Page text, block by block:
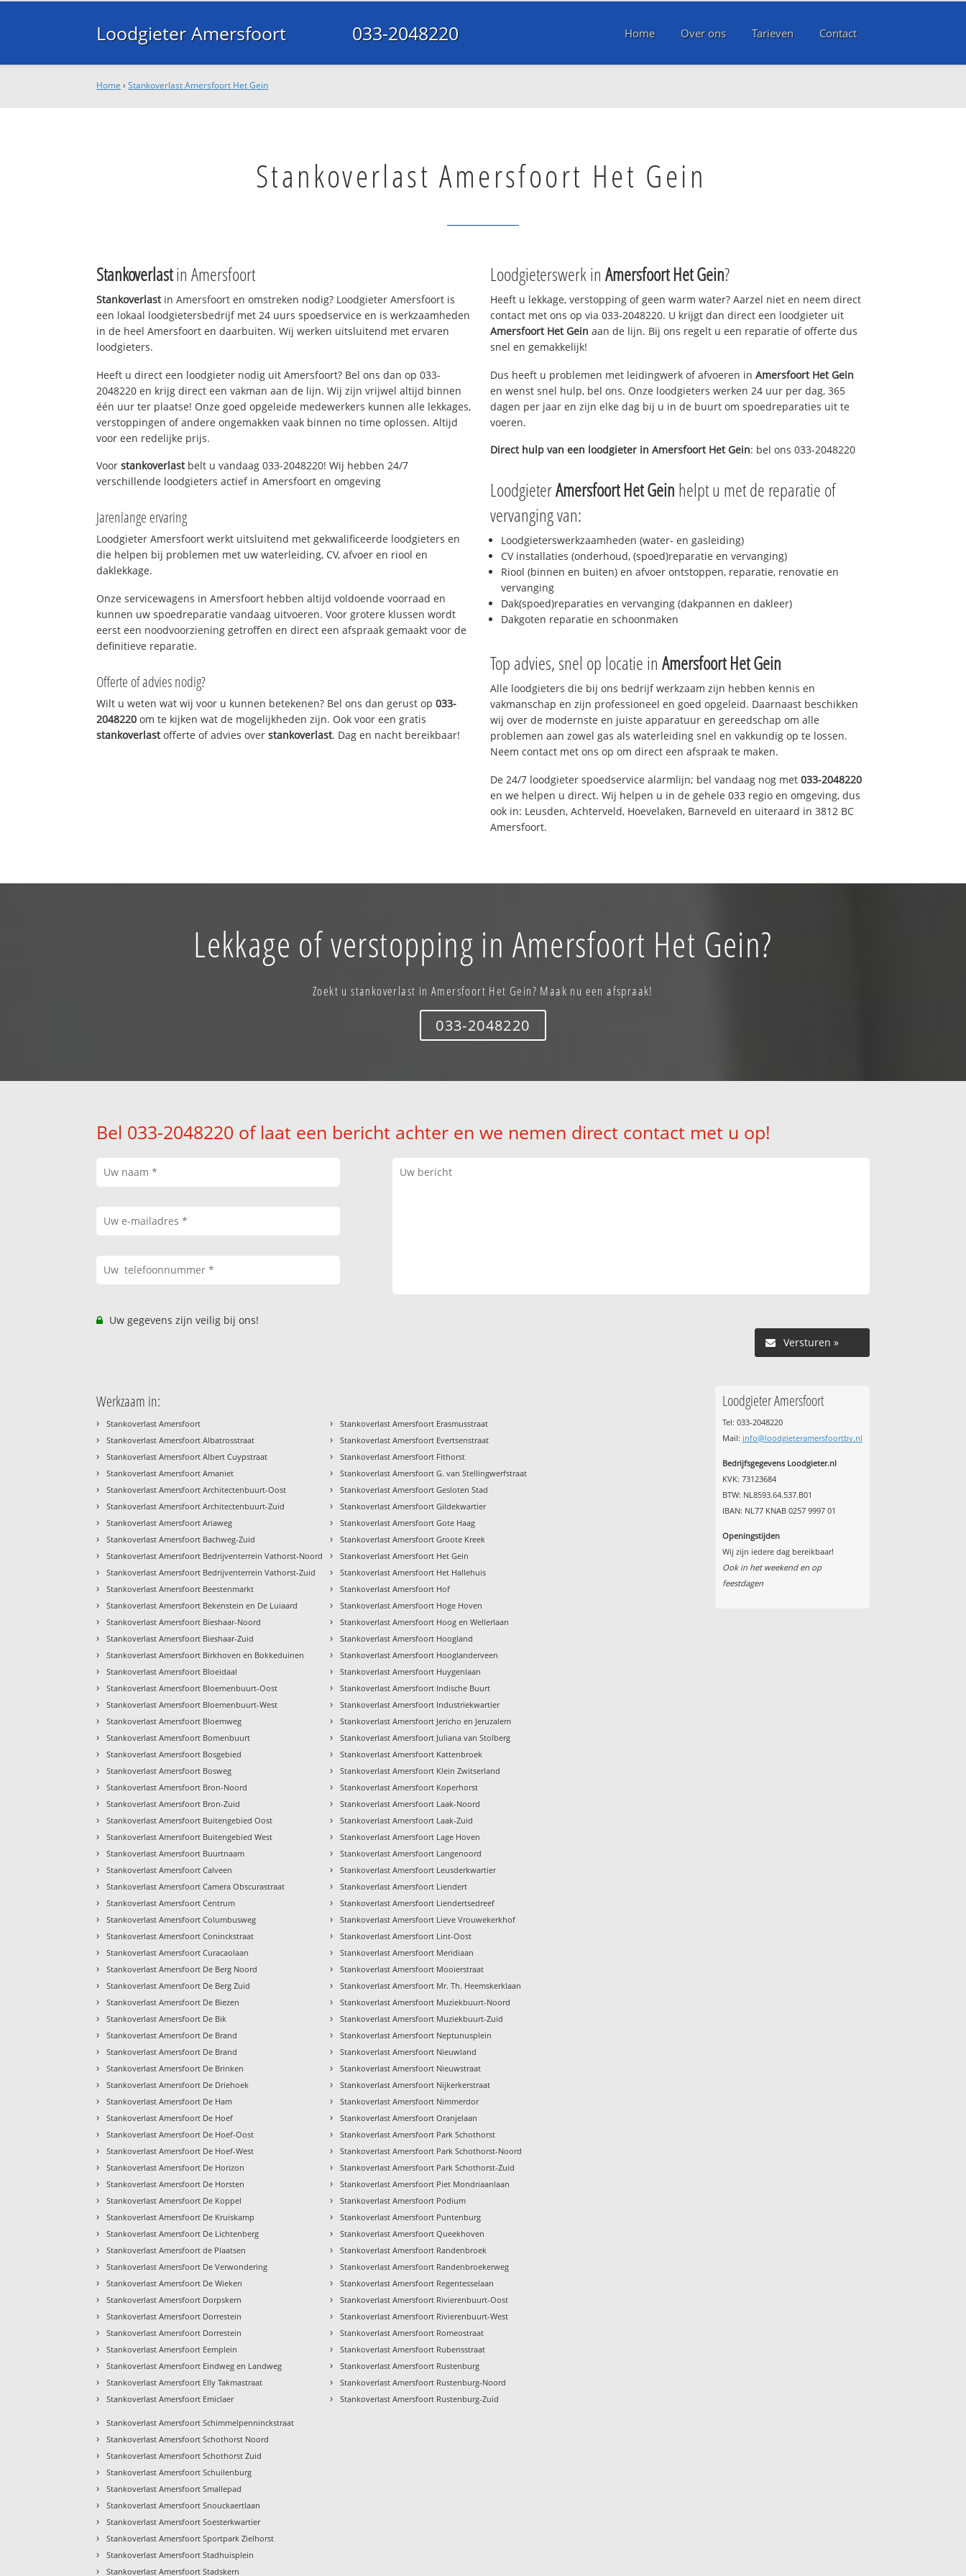
Loodgieter Amersfoort 033-2048220 Home Over ons Tarieven Contact
Home ›Stankoverlast Amersfoort Het Gein
Stankoverlast Amersfoort Het Gein
Stankoverlastin Amersfoort
Stankoverlastin Amersfoort en omstreken nodig? Loodgieter Amersfoort is
een lokaal loodgietersbedrijf met 24 uurs spoedservice en is werkzaamheden
in de heel Amersfoort en daarbuiten. Wij werken uitsluitend met ervaren
loodgieters.
Heeft u direct een loodgieter nodig uit Amersfoort? Bel ons dan op 033-
2048220 en krijg direct een vakman aan de lijn. Wij zijn vrijwel altijd binnen
één uur ter plaatse! Onze goed opgeleide medewerkers kunnen alle lekkages,
verstoppingen of andere ongemakken vaak binnen no time oplossen. Altijd
voor een redelijke prijs.
Voorstankoverlastbelt u vandaag 033-2048220! Wij hebben 24/7
verschillende loodgieters actief in Amersfoort en omgeving
Jarenlange ervaring
Loodgieter Amersfoort werkt uitsluitend met gekwalificeerde loodgieters en
die helpen bij problemen met uw waterleiding, CV, afvoer en riool en
daklekkage.
Onze servicewagens in Amersfoort hebben altijd voldoende voorraad en
kunnen uw spoedreparatie vandaag uitvoeren. Voor grotere klussen wordt
eerst een noodvoorziening getroffen en direct een afspraak gemaakt voor de
definitieve reparatie.
Offerte of advies nodig?
Wilt u weten wat wij voor u kunnen betekenen? Bel ons dan gerust op033-
2048220 om te kijken wat de mogelijkheden zijn. Ook voor een gratis
stankoverlastofferte of advies overstankoverlast. Dag en nacht bereikbaar!
Loodgieterswerk in Amersfoort Het Gein?
Heeft u lekkage, verstopping of geen warm water? Aarzel niet en neem direct
contact met ons op via 033-2048220. U krijgt dan direct een loodgieter uit
Amersfoort Het Gein aan de lijn. Bij ons regelt u een reparatie of offerte dus
snel en gemakkelijk!
Dus heeft u problemen met leidingwerk of afvoeren in Amersfoort Het Gein
en wenst snel hulp, bel ons. Onze loodgieters werken 24 uur per dag, 365
dagen per jaar en zijn elke dag bij u in de buurt om spoedreparaties uit te
voeren.
Direct hulp van een loodgieter in Amersfoort Het Gein: bel ons 033-2048220
LoodgieterAmersfoort Het Gein helpt u met de reparatie of
vervanging van:
Loodgieterswerkzaamheden (water- en gasleiding)
CV installaties (onderhoud, (spoed)reparatie en vervanging)
Riool (binnen en buiten) en afvoer ontstoppen, reparatie, renovatie en
vervanging
Dak(spoed)reparaties en vervanging (dakpannen en dakleer)
Dakgoten reparatie en schoonmaken
Top advies, snel op locatie in Amersfoort Het Gein
Alle loodgieters die bij ons bedrijf werkzaam zijn hebben kennis en
vakmanschap en zijn professioneel en goed opgeleid. Daarnaast beschikken
wij over de modernste en juiste apparatuur en gereedschap om alle
problemen aan zowel gas als waterleiding snel en vakkundig op te lossen.
Neem contact met ons op om direct een afspraak te maken.
De 24/7 loodgieter spoedservice alarmlijn; bel vandaag nog met 033-2048220
en we helpen u direct. Wij helpen u in de gehele 033 regio en omgeving, dus
ook in: Leusden, Achterveld, Hoevelaken, Barneveld en uiteraard in 3812 BC
Amersfoort.
Lekkage of verstopping in Amersfoort Het Gein?
Zoekt u stankoverlast in Amersfoort Het Gein? Maak nu een afspraak!
033-2048220
Bel 033-2048220 of laat een bericht achter en we nemen direct contact met u op!
Uw gegevens zijn veilig bij ons!
Versturen »
Werkzaam in:
› Stankoverlast Amersfoort
› Stankoverlast Amersfoort Albatrosstraat
› Stankoverlast Amersfoort Albert Cuypstraat
› Stankoverlast Amersfoort Amaniet
› Stankoverlast Amersfoort Architectenbuurt-Oost
› Stankoverlast Amersfoort Architectenbuurt-Zuid
› Stankoverlast Amersfoort Ariaweg
› Stankoverlast Amersfoort Bachweg-Zuid
› Stankoverlast Amersfoort Bedrijventerrein Vathorst-Noord
› Stankoverlast Amersfoort Bedrijventerrein Vathorst-Zuid
› Stankoverlast Amersfoort Beestenmarkt
› Stankoverlast Amersfoort Bekenstein en De Luiaard
› Stankoverlast Amersfoort Bieshaar-Noord
› Stankoverlast Amersfoort Bieshaar-Zuid
› Stankoverlast Amersfoort Birkhoven en Bokkeduinen
› Stankoverlast Amersfoort Bloeidaal
› Stankoverlast Amersfoort Bloemenbuurt-Oost
› Stankoverlast Amersfoort Bloemenbuurt-West
› Stankoverlast Amersfoort Bloemweg
› Stankoverlast Amersfoort Bomenbuurt
› Stankoverlast Amersfoort Bosgebied
› Stankoverlast Amersfoort Bosweg
› Stankoverlast Amersfoort Bron-Noord
› Stankoverlast Amersfoort Bron-Zuid
› Stankoverlast Amersfoort Buitengebied Oost
› Stankoverlast Amersfoort Buitengebied West
› Stankoverlast Amersfoort Buurtnaam
› Stankoverlast Amersfoort Calveen
› Stankoverlast Amersfoort Camera Obscurastraat
› Stankoverlast Amersfoort Centrum
› Stankoverlast Amersfoort Columbusweg
› Stankoverlast Amersfoort Coninckstraat
› Stankoverlast Amersfoort Curacaolaan
› Stankoverlast Amersfoort De Berg Noord
› Stankoverlast Amersfoort De Berg Zuid
› Stankoverlast Amersfoort De Biezen
› Stankoverlast Amersfoort De Bik
› Stankoverlast Amersfoort De Brand
› Stankoverlast Amersfoort De Brand
› Stankoverlast Amersfoort De Brinken
› Stankoverlast Amersfoort De Driehoek
› Stankoverlast Amersfoort De Ham
› Stankoverlast Amersfoort De Hoef
› Stankoverlast Amersfoort De Hoef-Oost
› Stankoverlast Amersfoort De Hoef-West
› Stankoverlast Amersfoort De Horizon
› Stankoverlast Amersfoort De Horsten
› Stankoverlast Amersfoort De Koppel
› Stankoverlast Amersfoort De Kruiskamp
› Stankoverlast Amersfoort De Lichtenberg
› Stankoverlast Amersfoort de Plaatsen
› Stankoverlast Amersfoort De Verwondering
› Stankoverlast Amersfoort De Wieken
› Stankoverlast Amersfoort Dorpskern
› Stankoverlast Amersfoort Dorrestein
› Stankoverlast Amersfoort Dorrestein
› Stankoverlast Amersfoort Eemplein
› Stankoverlast Amersfoort Eindweg en Landweg
› Stankoverlast Amersfoort Elly Takmastraat
› Stankoverlast Amersfoort Emiclaer
› Stankoverlast Amersfoort Erasmusstraat
› Stankoverlast Amersfoort Evertsenstraat
› Stankoverlast Amersfoort Fithorst
› Stankoverlast Amersfoort G. van Stellingwerfstraat
› Stankoverlast Amersfoort Gesloten Stad
› Stankoverlast Amersfoort Gildekwartier
› Stankoverlast Amersfoort Gote Haag
› Stankoverlast Amersfoort Groote Kreek
› Stankoverlast Amersfoort Het Gein
› Stankoverlast Amersfoort Het Hallehuis
› Stankoverlast Amersfoort Hof
› Stankoverlast Amersfoort Hoge Hoven
› Stankoverlast Amersfoort Hoog en Wellerlaan
› Stankoverlast Amersfoort Hoogland
› Stankoverlast Amersfoort Hooglanderveen
› Stankoverlast Amersfoort Huygenlaan
› Stankoverlast Amersfoort Indische Buurt
› Stankoverlast Amersfoort Industriekwartier
› Stankoverlast Amersfoort Jericho en Jeruzalem
› Stankoverlast Amersfoort Juliana van Stolberg
› Stankoverlast Amersfoort Kattenbroek
› Stankoverlast Amersfoort Klein Zwitserland
› Stankoverlast Amersfoort Koperhorst
› Stankoverlast Amersfoort Laak-Noord
› Stankoverlast Amersfoort Laak-Zuid
› Stankoverlast Amersfoort Lage Hoven
› Stankoverlast Amersfoort Langenoord
› Stankoverlast Amersfoort Leusderkwartier
› Stankoverlast Amersfoort Liendert
› Stankoverlast Amersfoort Liendertsedreef
› Stankoverlast Amersfoort Lieve Vrouwekerkhof
› Stankoverlast Amersfoort Lint-Oost
› Stankoverlast Amersfoort Meridiaan
› Stankoverlast Amersfoort Mooierstraat
› Stankoverlast Amersfoort Mr. Th. Heemskerklaan
› Stankoverlast Amersfoort Muziekbuurt-Noord
› Stankoverlast Amersfoort Muziekbuurt-Zuid
› Stankoverlast Amersfoort Neptunusplein
› Stankoverlast Amersfoort Nieuwland
› Stankoverlast Amersfoort Nieuwstraat
› Stankoverlast Amersfoort Nijkerkerstraat
› Stankoverlast Amersfoort Nimmerdor
› Stankoverlast Amersfoort Oranjelaan
› Stankoverlast Amersfoort Park Schothorst
› Stankoverlast Amersfoort Park Schothorst-Noord
› Stankoverlast Amersfoort Park Schothorst-Zuid
› Stankoverlast Amersfoort Piet Mondriaanlaan
› Stankoverlast Amersfoort Podium
› Stankoverlast Amersfoort Puntenburg
› Stankoverlast Amersfoort Queekhoven
› Stankoverlast Amersfoort Randenbroek
› Stankoverlast Amersfoort Randenbroekerweg
› Stankoverlast Amersfoort Regentesselaan
› Stankoverlast Amersfoort Rivierenbuurt-Oost
› Stankoverlast Amersfoort Rivierenbuurt-West
› Stankoverlast Amersfoort Romeostraat
› Stankoverlast Amersfoort Rubensstraat
› Stankoverlast Amersfoort Rustenburg
› Stankoverlast Amersfoort Rustenburg-Noord
› Stankoverlast Amersfoort Rustenburg-Zuid
› Stankoverlast Amersfoort Schimmelpenninckstraat
› Stankoverlast Amersfoort Schothorst Noord
› Stankoverlast Amersfoort Schothorst Zuid
› Stankoverlast Amersfoort Schuilenburg
› Stankoverlast Amersfoort Smallepad
› Stankoverlast Amersfoort Snouckaertlaan
› Stankoverlast Amersfoort Soesterkwartier
› Stankoverlast Amersfoort Sportpark Zielhorst
› Stankoverlast Amersfoort Stadhuisplein
› Stankoverlast Amersfoort Stadskern
Loodgieter Amersfoort
Tel: 033-2048220
Mail: info@loodgieteramersfoortbv.nl
Bedrijfsgegevens Loodgieter.nl
KVK: 73123684
BTW: NL8593.64.537.B01
IBAN: NL77 KNAB 0257 9997 01
Openingstijden
Wij zijn iedere dag bereikbaar!
Ook in het weekend en op
feestdagen